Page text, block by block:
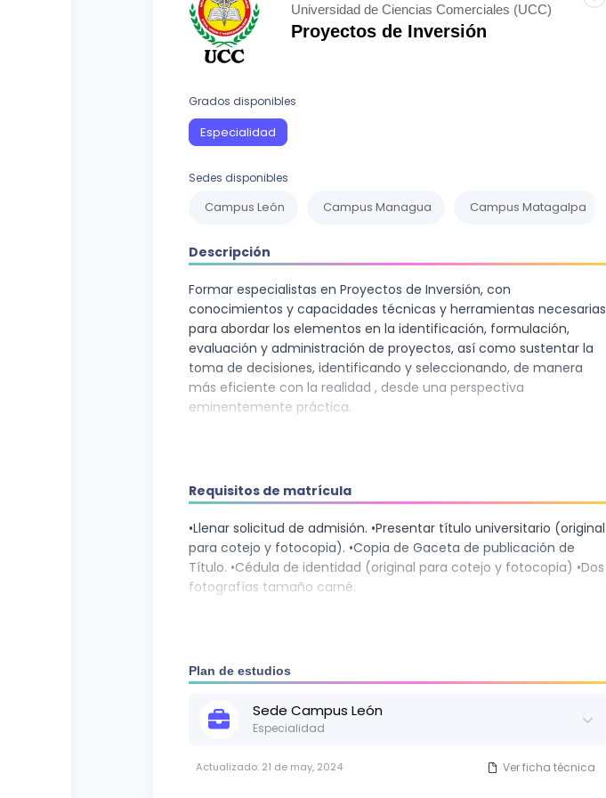
Ingenierías y Arquitectura
Universidad de Ciencias Comerciales (UCC)
Proyectos de Inversión
Grados disponibles
Especialidad
Sedes disponibles
Campus León Campus Managua Campus Matagalpa
Descripción
Formar especialistas en Proyectos de Inversión, con
conocimientos y capacidades técnicas y herramientas necesarias
para abordar los elementos en la identificación, formulación,
evaluación y administración de proyectos, así como sustentar la
toma de decisiones, identificando y seleccionando, de manera
más eficiente con la realidad , desde una perspectiva
eminentemente práctica.
Requisitos de matrícula
•Llenar solicitud de admisión. •Presentar título universitario (original
para cotejo y fotocopia). •Copia de Gaceta de publicación de
Título. •Cédula de identidad (original para cotejo y fotocopia) •Dos
fotografías tamaño carné.
Plan de estudios
Sede Campus León
Especialidad
Actualizado: 21 de may, 2024 Ver ficha técnica